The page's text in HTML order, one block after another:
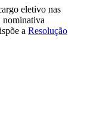
eletivo nas
nominativa
a Resolução